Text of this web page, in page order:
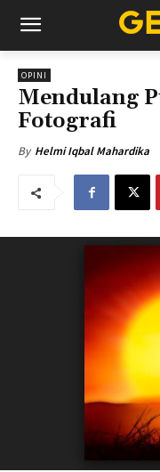
OPINI
Mendulang
Fotografi
By Helmi Iqbal Mahardika